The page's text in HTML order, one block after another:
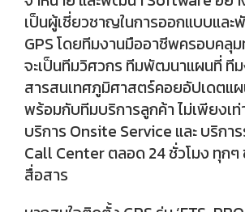
เป็นผู้เชี่ยวชาญในการออกแบบแล
GPS โดยทีมงานมืออาชีพครอบคลุม
จะเป็นทีมวิศวกร ทีมพัฒนาแผนที่ ที
สารสนเทศภูมิศาสตร์คอยอัปเดตแ
พร้อมกับทีมบริการลูกค้า ไม่เพียงเท่
บริการ Onsite Service และ บริกา
Call Center ตลอด 24 ชั่วโมง ทุกๆ
สื่อสาร